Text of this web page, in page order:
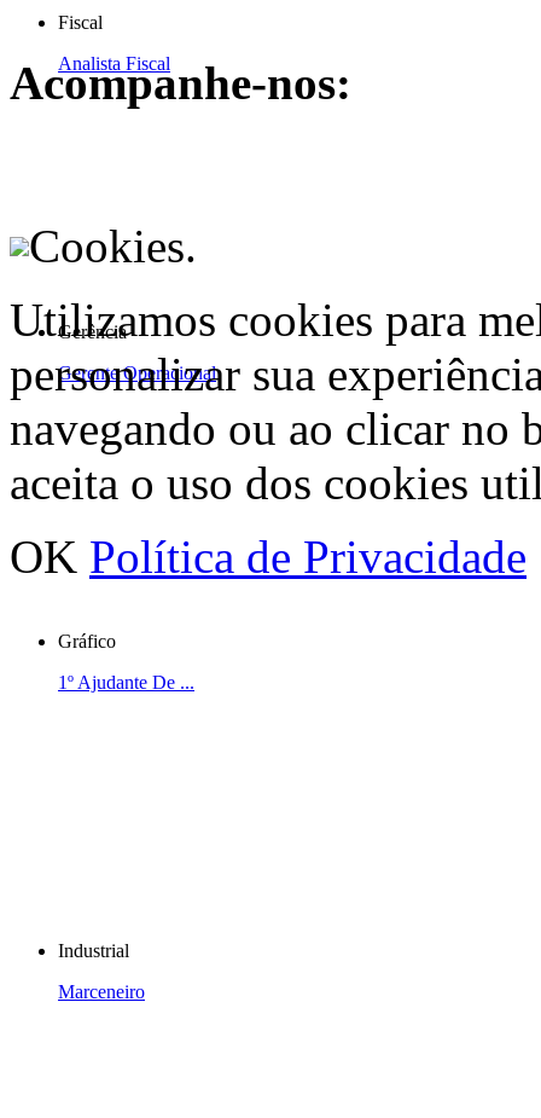
Fiscal
Analista Fiscal
Gerência
Gerente Operacional
Gráfico
1º Ajudante De ...
Industrial
Marceneiro
Acompanhe-nos:
Cookies.
Utilizamos cookies para
personalizar sua
navegando ou ao clicar no
aceita o uso dos cookies
OK Política de Privacidade